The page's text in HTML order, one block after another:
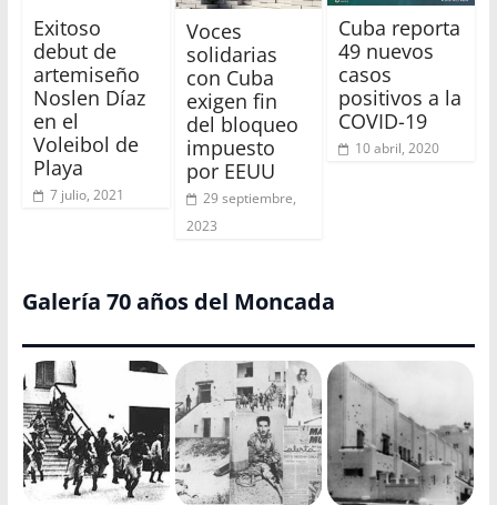
Exitoso
debut de
artemiseño
Noslen Díaz
en el
Voleibol de
Playa
7 julio, 2021
Voces
solidarias
con Cuba
exigen fin
del bloqueo
impuesto
por EEUU
29 septiembre,
2023
Cuba reporta
49 nuevos
casos
positivos a la
COVID-19
10 abril, 2020
Galería 70 años del Moncada